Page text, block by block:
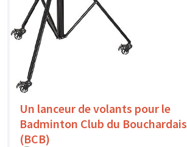
Un lanceur de volants pour le
Badminton Club du Bouchardais
(BCB)